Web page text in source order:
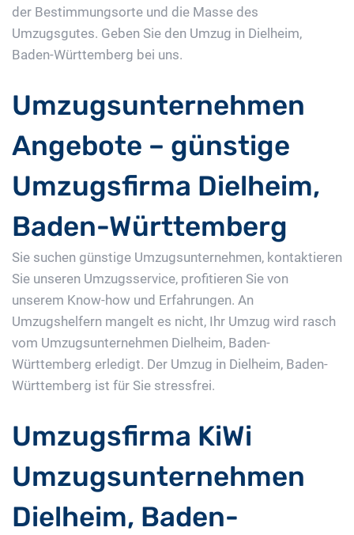
der Bestimmungsorte und die Masse des
Umzugsgutes. Geben Sie den Umzug in Dielheim,
Baden-Württemberg bei uns.
Umzugsunternehmen
Angebote – günstige
Umzugsfirma Dielheim,
Baden-Württemberg
Sie suchen günstige Umzugsunternehmen, kontaktieren
Sie unseren Umzugsservice, profitieren Sie von
unserem Know-how und Erfahrungen. An
Umzugshelfern mangelt es nicht, Ihr Umzug wird rasch
vom Umzugsunternehmen Dielheim, Baden-
Württemberg erledigt. Der Umzug in Dielheim, Baden-
Württemberg ist für Sie stressfrei.
Umzugsfirma KiWi
Umzugsunternehmen
Dielheim, Baden-